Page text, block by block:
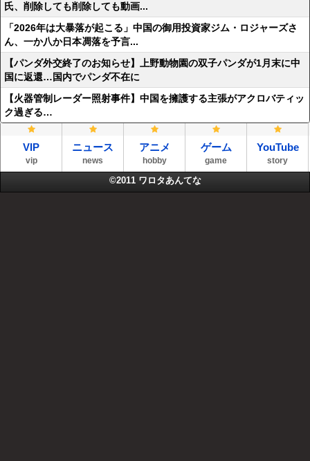
氏、削除しても削除しても動画...
「2026年は大暴落が起こる」中国の御用投資家ジム・ロジャーズさ
ん、一か八か日本凋落を予言...
【パンダ外交終了のお知らせ】上野動物園の双子パンダが1月末に中
国に返還…国内でパンダ不在に
【火器管制レーダー照射事件】中国を擁護する主張がアクロバティッ
ク過ぎる…
VIP
vip
ニュース
news
アニメ
hobby
ゲーム
game
YouTube
story
©2011 ワロタあんてな